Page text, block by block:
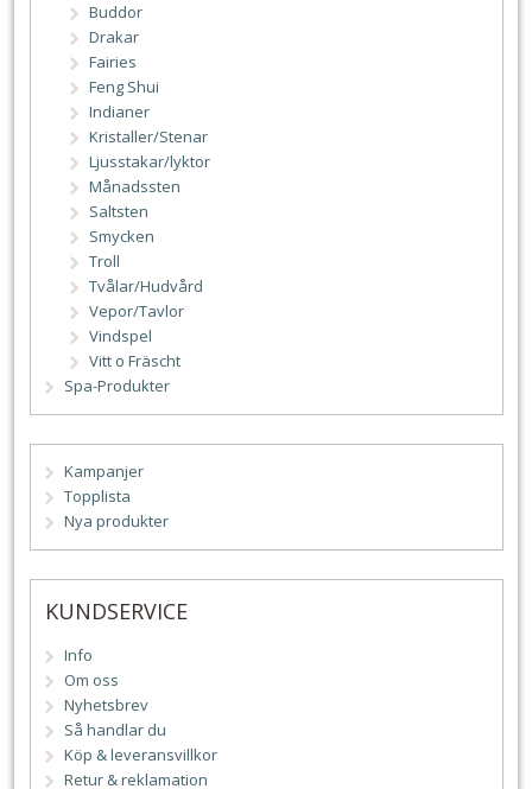
Buddor
Drakar
Fairies
Feng Shui
Indianer
Kristaller/Stenar
Ljusstakar/lyktor
Månadssten
Saltsten
Smycken
Troll
Tvålar/Hudvård
Vepor/Tavlor
Vindspel
Vitt o Fräscht
Spa-Produkter
Kampanjer
Topplista
Nya produkter
KUNDSERVICE
Info
Om oss
Nyhetsbrev
Så handlar du
Köp & leveransvillkor
Retur & reklamation